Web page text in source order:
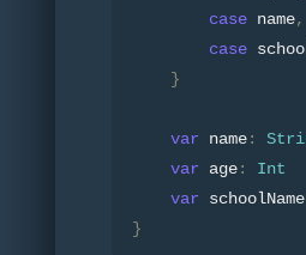
case name,
case
}
var name:
var age:
Int
var schoolName
}